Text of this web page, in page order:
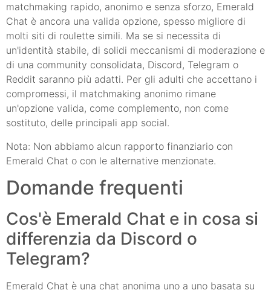
matchmaking rapido, anonimo e senza sforzo, Emerald
Chat è ancora una valida opzione, spesso migliore di
molti siti di roulette simili. Ma se si necessita di
un'identità stabile, di solidi meccanismi di moderazione e
di una community consolidata, Discord, Telegram o
Reddit saranno più adatti. Per gli adulti che accettano i
compromessi, il matchmaking anonimo rimane
un'opzione valida, come complemento, non come
sostituto, delle principali app social.
Nota: Non abbiamo alcun rapporto finanziario con
Emerald Chat o con le alternative menzionate.
Domande frequenti
Cos'è Emerald Chat e in cosa si
differenzia da Discord o
Telegram?
Emerald Chat è una chat anonima uno a uno basata su